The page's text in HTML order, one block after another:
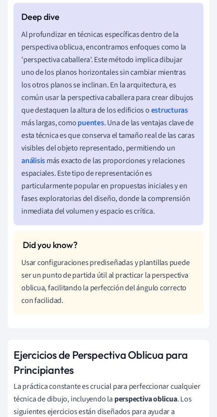
Al profundizar en técnicas específicas dentro de la
perspectiva oblicua, encontramos enfoques como la
'perspectiva caballera'. Este método implica dibujar
uno de los planos horizontales sin cambiar mientras
los otros planos se inclinan. En la arquitectura, es
común usar la perspectiva caballera para crear dibujos
que destaquen la altura de los edificios oestructuras
más largas, comopuentes. Una de las ventajas clave de
esta técnica es que conserva el tamaño real de las caras
visibles del objeto representado, permitiendo un
análisismás exacto de las proporciones y relaciones
espaciales. Este tipo de representación es
particularmente popular en propuestas iniciales y en
fases exploratorias del diseño, donde la comprensión
inmediata del volumen y espacio es crítica.
Usar configuraciones prediseñadas y plantillas puede
ser un punto de partida útil al practicar la perspectiva
oblicua, facilitando la perfección del ángulo correcto
con facilidad.
Ejercicios de Perspectiva Oblicua para
Principiantes
La práctica constante es crucial para perfeccionar cualquier
técnica de dibujo, incluyendo la perspectiva oblicua. Los
siguientes ejercicios están diseñados para ayudar a